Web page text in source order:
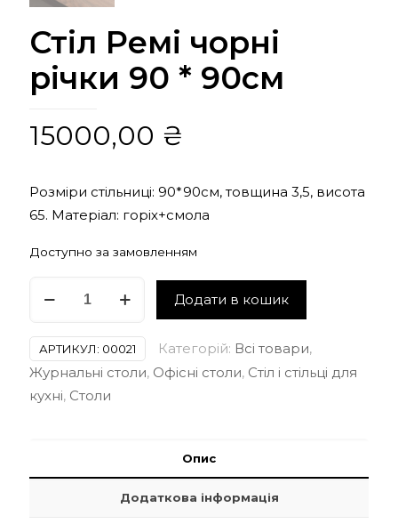
Стіл Ремі чорні
річки 90 * 90см
15000,00 ₴
Розміри стільниці: 90*90см, товщина 3,5, висота
65. Матеріал: горіх+смола
Доступно за замовленням
чорні
річки
90
*
Додати в кошик
АРТИКУЛ: 00021 Категорій: Всі товари,
Журнальні столи, Офісні столи, Стіл і стільці для
кухні, Столи
Опис
Додаткова інформація